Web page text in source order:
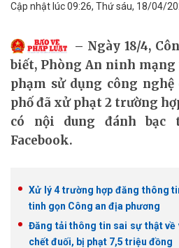
Cập nhật lúc 09:26, Thứ sáu, 18/04/
Ngày 18/4,
biết, Phòng An ninh
phạm sử dụng công nghệ
phố đã xử phạt 2 trường
có nội dung đánh bạc
Facebook.
Xử lý 4 trường hợp đăng thông
tinh gọn Công an địa phương
Đăng tải thông tin sai sự thật về
chết đuối, bị phạt 7,5 triệu đồng